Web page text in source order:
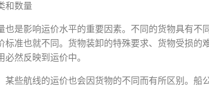
和数量
也是影响运价水平的重要因素。不同的货物具有不
标准也就不同。货物装卸的特殊要求、货物受损的
然反映到运价中。
某些航线的运价也会因货物的不同而有所区别。船